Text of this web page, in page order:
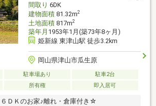
間取り 6DK
建物面積81.32m2
土地面積817m2
築年月 1953年1月(築73年8ヶ月)
姫新線 東津山駅 徒歩3.2km
岡山県津山市瓜生原
駐車場あり
駐車2台
所有権 即入居可
ＤＫのお家♪離れ・倉庫付き☆